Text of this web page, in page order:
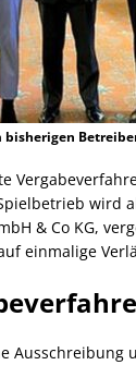
wird
& Co KG,
einmalige